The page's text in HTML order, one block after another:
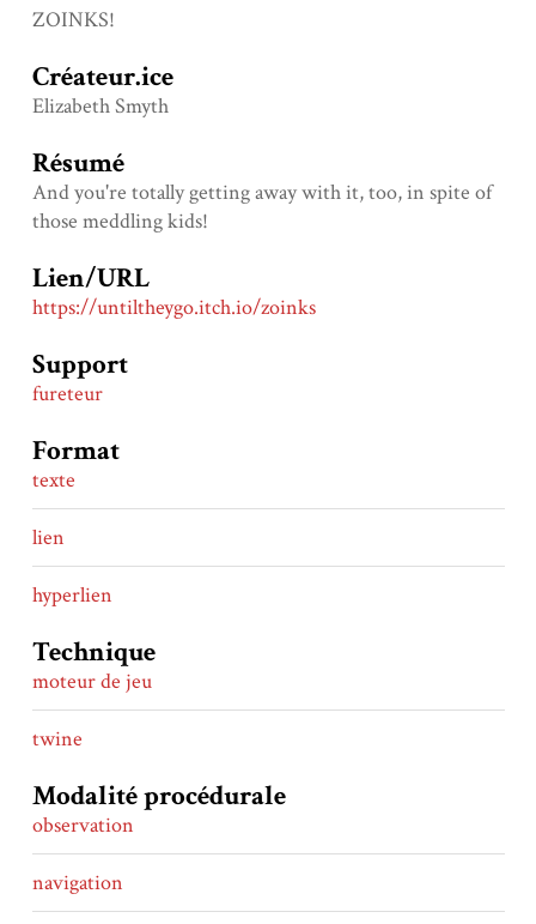
ZOINKS!
Créateur.ice
Elizabeth Smyth
Résumé
And you're totally getting away with it, too, in spite of
those meddling kids!
Lien/URL
https://untiltheygo.itch.io/zoinks
Support
fureteur
Format
texte
lien
hyperlien
Technique
moteur de jeu
twine
Modalité procédurale
observation
navigation